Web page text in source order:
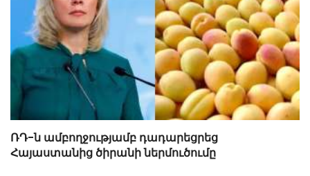
ՌԴ-ն ամբողջությամբ դադարեցրեց
Հայաստանից ծիրանի ներմուծումը